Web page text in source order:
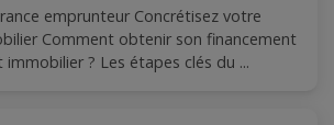
emprunteur Concrétisez votre
Comment obtenir son financement
? Les étapes clés du ...